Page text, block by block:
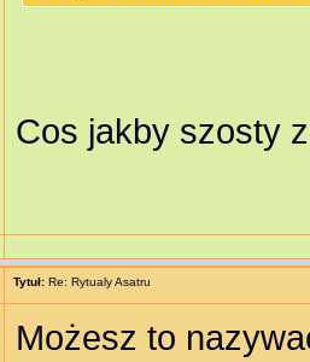
Cos jakby szosty
Tytuł: Re: Rytualy Asatru
Możesz to